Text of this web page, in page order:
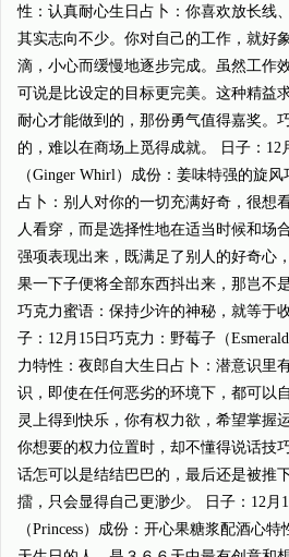
性：认真耐心生日占卜：你喜欢放长线
其实志向不少。你对自己的工作，就好
滴，小心而缓慢地逐步完成。虽然工作
可说是比设定的目标更完美。这种精益
耐心才能做到的，那份勇气值得嘉奖。
的，难以在商场上觅得成就。 日子：12
（Ginger Whirl）成份：姜味特强的旋
占卜：别人对你的一切充满好奇，很想
人看穿，而是选择性地在适当时候和场
强项表现出来，既满足了别人的好奇心
果一下子便将全部东西抖出来，那岂不
巧克力蜜语：保持少许的神秘，就等于
子：12月15日巧克力：野莓子（
力特性：夜郎自大生日占卜：潜意识里
识，即使在任何恶劣的环境下，都可以
灵上得到快乐，你有权力欲，希望掌握
你想要的权力位置时，却不懂得说话技
话怎可以是结结巴巴的，最后还是被推
擂，只会显得自己更渺少。 日子：12月
（Princess）成份：开心果糖浆配酒心